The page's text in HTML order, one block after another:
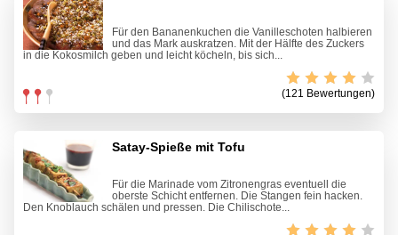
Für den Bananenkuchen die Vanilleschoten halbieren
und das Mark auskratzen. Mit der Hälfte des Zuckers
in die Kokosmilch geben und leicht köcheln, bis sich...
(121 Bewertungen)
Satay-Spieße mit Tofu
Für die Marinade vom Zitronengras eventuell die
oberste Schicht entfernen. Die Stangen fein hacken.
Den Knoblauch schälen und pressen. Die Chilischote...